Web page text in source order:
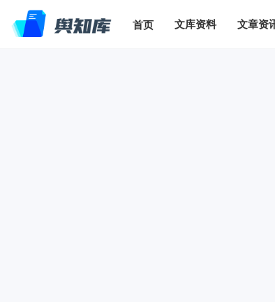
首页 文库资料 文章资